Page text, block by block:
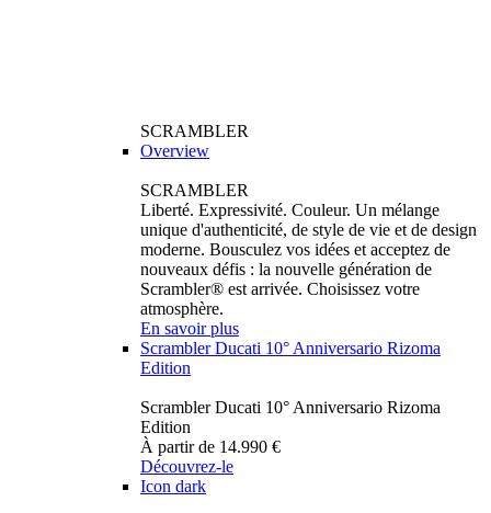
SCRAMBLER
Overview
SCRAMBLER
Liberté. Expressivité. Couleur. Un mélange
unique d'authenticité, de style de vie et de design
moderne. Bousculez vos idées et acceptez de
nouveaux défis : la nouvelle génération de
Scrambler® est arrivée. Choisissez votre
atmosphère.
En savoir plus
Scrambler Ducati 10° Anniversario Rizoma
Edition
Scrambler Ducati 10° Anniversario Rizoma
Edition
À partir de 14.990 €
Découvrez-le
Icon dark